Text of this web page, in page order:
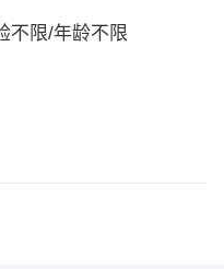
不限/年龄不限